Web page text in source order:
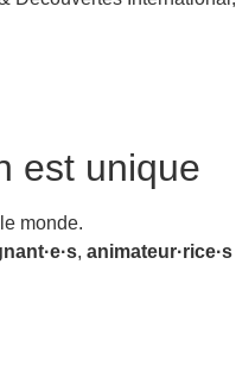
est unique
monde.
, animateur·rice·s